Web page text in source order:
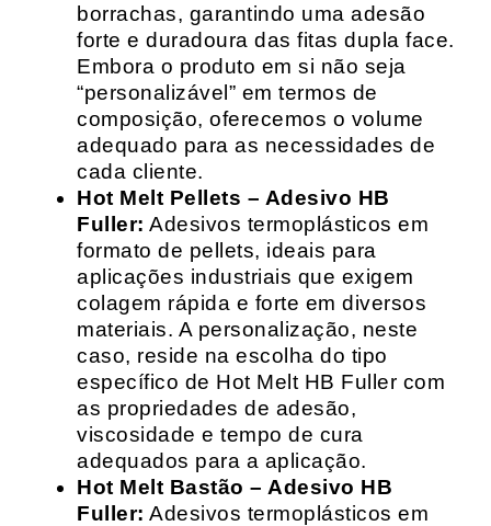
borrachas, garantindo uma adesão
forte e duradoura das fitas dupla face.
Embora o produto em si não seja
“personalizável” em termos de
composição, oferecemos o volume
adequado para as necessidades de
cada cliente.
Hot Melt Pellets – Adesivo HB
Fuller: Adesivos termoplásticos em
formato de pellets, ideais para
aplicações industriais que exigem
colagem rápida e forte em diversos
materiais. A personalização, neste
caso, reside na escolha do tipo
específico de Hot Melt HB Fuller com
as propriedades de adesão,
viscosidade e tempo de cura
adequados para a aplicação.
Hot Melt Bastão – Adesivo HB
Fuller: Adesivos termoplásticos em